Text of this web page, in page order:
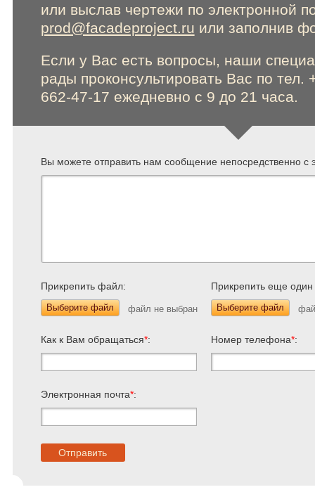
или выслав чертежи по электронной
prod@facadeproject.ru или заполнив
Если у Вас есть вопросы, наши
рады проконсультировать Вас по тел.
662-47-17 ежедневно с 9 до 21 часа.
Вы можете отправить нам сообщение непосредственно с
Прикрепить файл:
Выберите файл
Прикрепить еще
Выберите файл
Как к Вам обращаться*: Номер телефона*:
Электронная почта*: